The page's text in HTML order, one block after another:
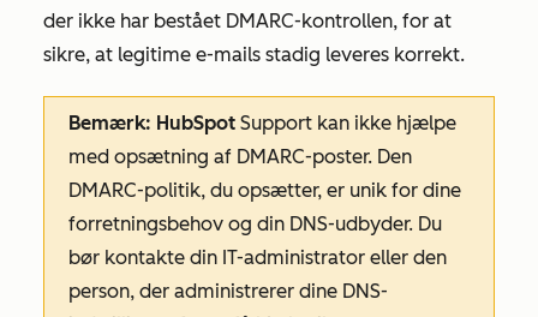
der ikke har bestået DMARC-kontrollen, for at
sikre, at legitime e-mails stadig leveres korrekt.
Bemærk: HubSpot Support kan ikke hjælpe
med opsætning af DMARC-poster. Den
DMARC-politik, du opsætter, er unik for dine
forretningsbehov og din DNS-udbyder. Du
bør kontakte din IT-administrator eller den
person, der administrerer dine DNS-